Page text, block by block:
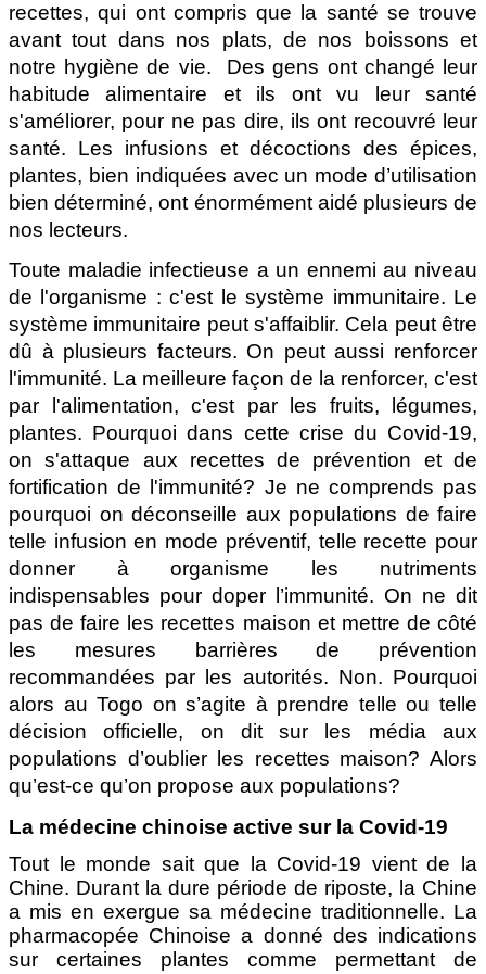
recettes, qui ont compris que la santé se trouve
avant tout dans nos plats, de nos boissons et
notre hygiène de vie.
Des gens ont changé leur
habitude alimentaire et ils ont vu leur santé
s'améliorer, pour ne pas dire, ils ont recouvré leur
santé. Les infusions et décoctions des épices,
plantes, bien indiquées avec un mode d’utilisation
bien déterminé, ont énormément aidé plusieurs de
nos lecteurs.
Toute maladie infectieuse a un ennemi au niveau
de l'organisme : c'est le système immunitaire. Le
système immunitaire peut s'affaiblir. Cela peut être
dû à plusieurs facteurs. On peut aussi renforcer
l'immunité. La meilleure façon de la renforcer, c'est
par l'alimentation, c'est par les fruits, légumes,
plantes. Pourquoi dans cette crise du Covid-19,
on s'attaque aux recettes de prévention et de
fortification de l'immunité? Je ne comprends pas
pourquoi on déconseille aux populations de faire
telle infusion en mode préventif, telle recette pour
donner à organisme les nutriments
indispensables pour doper l’immunité. On ne dit
pas de faire les recettes maison et mettre de côté
les mesures barrières de prévention
recommandées par les autorités. Non. Pourquoi
alors au Togo on s’agite à prendre telle ou telle
décision officielle, on dit sur les média aux
populations d’oublier les recettes maison? Alors
qu’est-ce qu’on propose aux populations?
La médecine chinoise active sur la Covid-19
Tout le monde sait que la Covid-19 vient de la
Chine. Durant la dure période de riposte, la Chine
a mis en exergue sa médecine traditionnelle. La
pharmacopée Chinoise a donné des indications
sur certaines plantes comme permettant de